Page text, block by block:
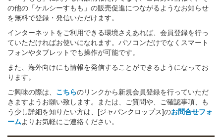
の他の「ケルシーすもも」の販売促進につながるようなお知らせ
を無料で登録・発信いただけます。
インターネットをご利用できる環境さえあれば、会員登録を行っ
ていただければお使いになれます。パソコンだけでなくスマート
フォンやタブレットでも操作が可能です。
また、海外向けにも情報を発信することができるようになってお
ります。
ご興味の際は、 こちらのリンクから新規会員登録を行っていただ
きますようお願い致します。または、ご質問や、ご確認事項、も
う少し詳細を知りたい方は、[ジャパンクロップス]のお問合せフォ
ームよりお気軽にご連絡ください。